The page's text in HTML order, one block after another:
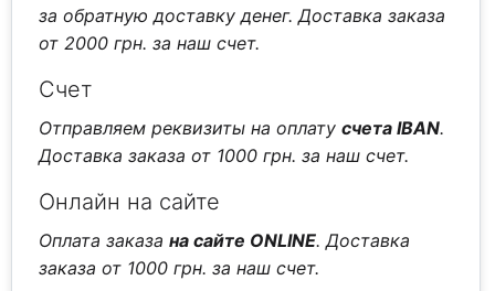
за обратную доставку денег. Доставка заказа
от 2000 грн. за наш счет.
Счет
Отправляем реквизиты на оплатусчета IBAN.
Доставка заказа от 1000 грн. за наш счет.
Онлайн на сайте
Оплата заказана сайте ONLINE. Доставка
заказа от 1000 грн. за наш счет.